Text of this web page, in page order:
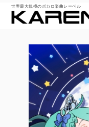
世界最大規模のボカロ楽曲レーベル